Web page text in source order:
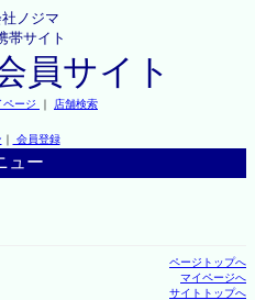
ノジマ
帯サイト
員サイト
ページ ｜ 店舗検索
｜ 会員登録
ュー
ページトップへ
マイページへ
サイトトップへ